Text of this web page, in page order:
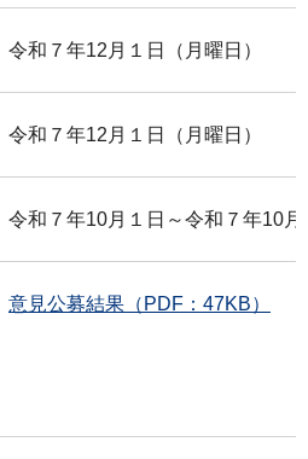
令和７年12月１日（月曜日）
令和７年12月１日（月曜日）
令和７年10月１日～令和７年10月
意見公募結果（PDF：47KB）